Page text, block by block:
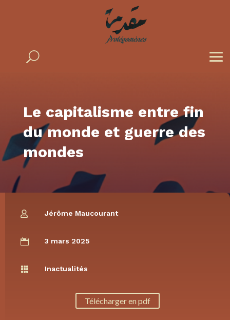
Le capitalisme entre fin
du monde et guerre des
mondes
 Jérôme Maucourant
 3 mars 2025
 Inactualités
Télécharger en pdf